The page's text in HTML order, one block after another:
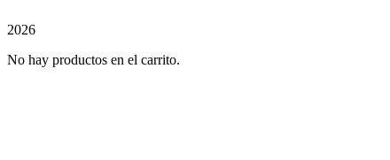
2026
No hay productos en el carrito.